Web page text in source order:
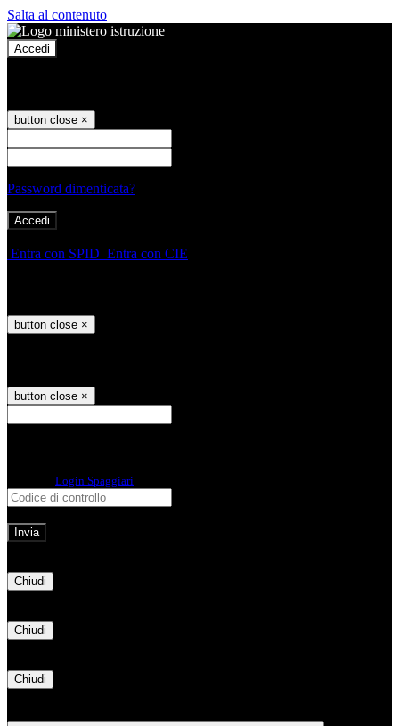
Salta al contenuto
Accedi
button close ×
Password dimenticata?
Entra con SPID Entra con CIE
button close ×
button close ×
Login Spaggiari
Chiudi
Chiudi
Chiudi